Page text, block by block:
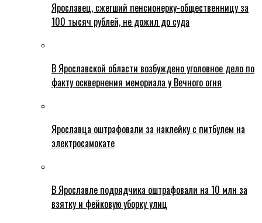
Ярославец, сжегший пенсионерку-общественницу за
100 тысяч рублей, не дожил до суда
В Ярославской области возбуждено уголовное дело по
факту осквернения мемориала у Вечного огня
Ярославца оштрафовали за наклейку с питбулем на
электросамокате
В Ярославле подрядчика оштрафовали на 10 млн за
взятку и фейковую уборку улиц